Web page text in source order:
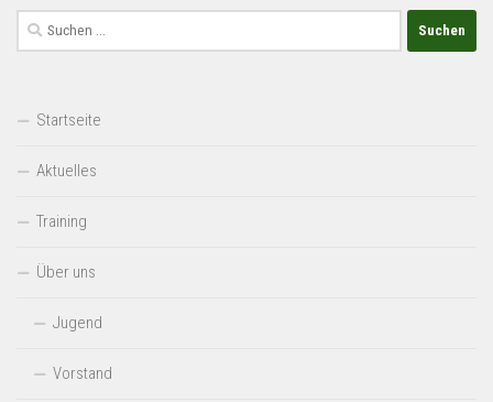
Suchen
nach:
Startseite
Aktuelles
Training
Über uns
Jugend
Vorstand